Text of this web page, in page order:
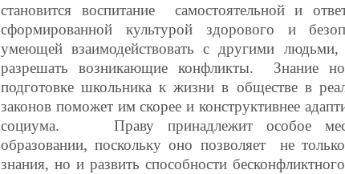
становится воспитание самостоятельной и
сформированной культурой здорового и
умеющей взаимодействовать с другими людьми,
разрешать возникающие конфликты. Знание
подготовке школьника к жизни в обществе в
законов поможет им скорее и конструктивнее
социума. Праву принадлежит особое
образовании, поскольку оно позволяет не
знания, но и развить способности